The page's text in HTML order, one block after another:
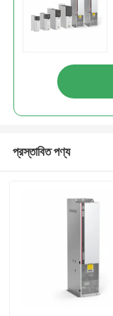
প্রস্তাবিত পণ্য